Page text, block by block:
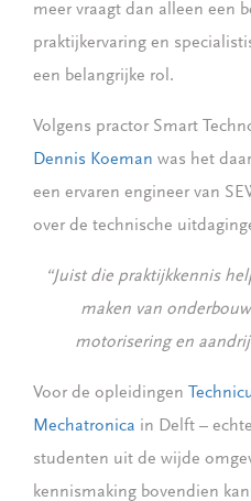
meer vraagt dan alleen een
praktijkervaring en
een belangrijke rol.
Volgens practor Smart
Dennis Koeman was het
een ervaren engineer van
over de technische
“Juist die praktijkkennis
maken van
motorisering en
Voor de opleidingen
Mechatronica in Delft –
studenten uit de wijde
kennismaking bovendien